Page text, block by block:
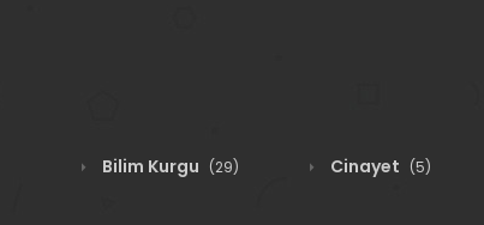
Bilim Kurgu (29) Cinayet (5)